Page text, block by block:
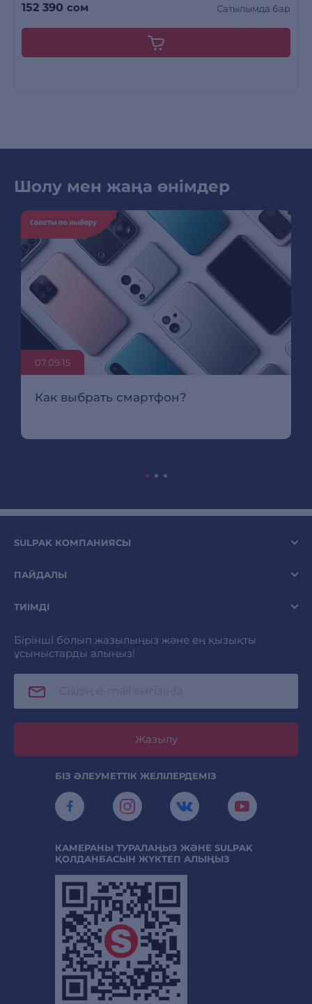
152 390 сом Сатылымда бар
Шолу мен жаңа өнімдер
07.09.15
Как выбрать смартфон?
SULPAK КОМПАНИЯСЫ
ПАЙДАЛЫ
ТИІМДІ
Бірінші болып жазылыңыз және ең қызықты
ұсыныстарды алыңыз!
Жазылу
БІЗ ӘЛЕУМЕТТІК ЖЕЛІЛЕРДЕМІЗ
КАМЕРАНЫ ТУРАЛАҢЫЗ ЖӘНЕ SULPAK
ҚОЛДАНБАСЫН ЖҮКТЕП АЛЫҢЫЗ